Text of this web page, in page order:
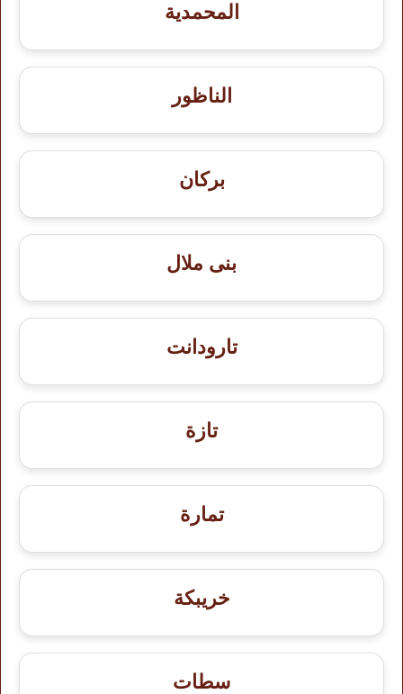
المحمدية
الناظور
بركان
بنى ملال
تارودانت
تازة
تمارة
خريبكة
سطات